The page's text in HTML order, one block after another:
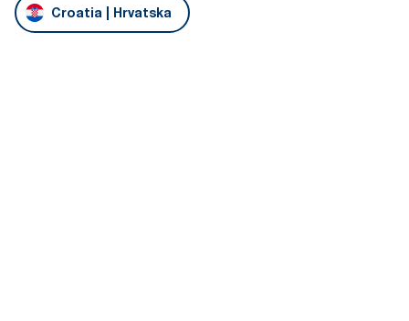
Croatia | Hrvatska